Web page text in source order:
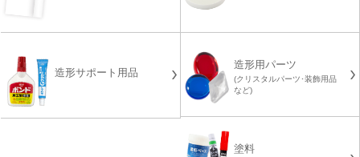
造形サポート用品
造形用パーツ
(クリスタルパーツ･装飾用品
など)
塗料